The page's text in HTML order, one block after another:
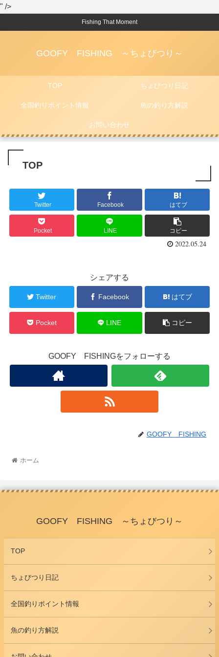
" />
Fishing That Moment
GOOFY FISHING ～ちょびつり～
TOP ちょびつり日記
全国釣りポイント情報 魚の釣り方解説
お問い合わせ
TOP
Twitter Facebook はてブ
Pocket LINE コピー
2022.05.24
シェアする
Twitter Facebook はてブ
Pocket LINE コピー
GOOFY FISHINGをフォローする
GOOFY FISHING
ホーム
GOOFY FISHING ～ちょびつり～
TOP
ちょびつり日記
全国釣りポイント情報
魚の釣り方解説